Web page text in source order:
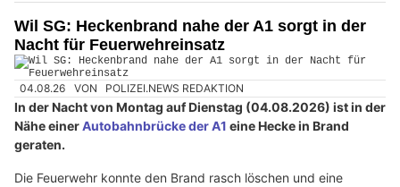
Wil SG: Heckenbrand nahe der A1 sorgt in der
Nacht für Feuerwehreinsatz
04.08.26 VON POLIZEI.NEWS REDAKTION
In der Nacht von Montag auf Dienstag (04.08.2026) ist in der
Nähe einerAutobahnbrücke der A1 eine Hecke in Brand
geraten.
Die Feuerwehr konnte den Brand rasch löschen und eine